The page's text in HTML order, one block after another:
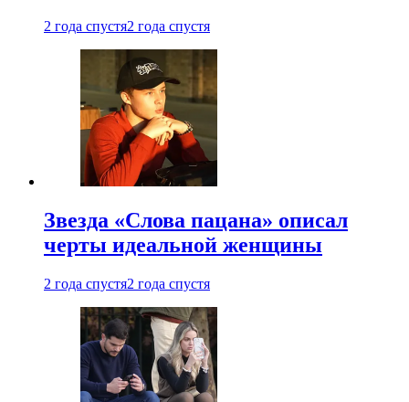
2 года спустя2 года спустя
Звезда «Слова пацана» описал
черты идеальной женщины
2 года спустя2 года спустя